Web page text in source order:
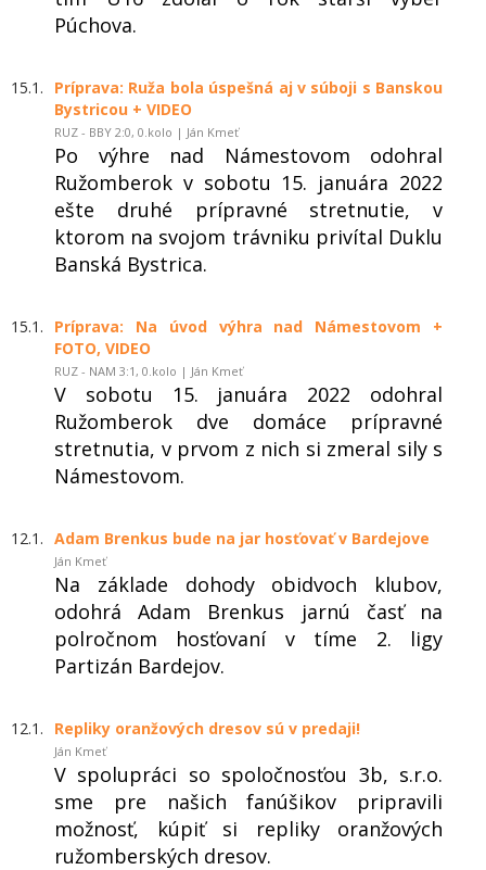
Púchova.
15.1.
Príprava: Ruža bola úspešná aj v súboji s Banskou
Bystricou + VIDEO
RUZ - BBY 2:0, 0.kolo | Ján Kmeť
Po výhre nad Námestovom odohral
Ružomberok v sobotu 15. januára 2022
ešte druhé prípravné stretnutie, v
ktorom na svojom trávniku privítal Duklu
Banská Bystrica.
15.1.
Príprava: Na úvod výhra nad Námestovom +
FOTO, VIDEO
RUZ - NAM 3:1, 0.kolo | Ján Kmeť
V sobotu 15. januára 2022 odohral
Ružomberok dve domáce prípravné
stretnutia, v prvom z nich si zmeral sily s
Námestovom.
12.1. Adam Brenkus bude na jar hosťovať v Bardejove
Ján Kmeť
Na základe dohody obidvoch klubov,
odohrá Adam Brenkus jarnú časť na
polročnom hosťovaní v tíme 2. ligy
Partizán Bardejov.
12.1. Repliky oranžových dresov sú v predaji!
Ján Kmeť
V spolupráci so spoločnosťou 3b, s.r.o.
sme pre našich fanúšikov pripravili
možnosť, kúpiť si repliky oranžových
ružomberských dresov.